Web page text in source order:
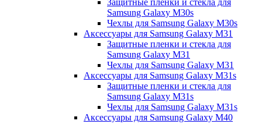
Samsung Galaxy M30s
Чехлы для Samsung Galaxy M30s
Аксессуары для Samsung Galaxy M31
Защитные пленки и стекла для
Samsung Galaxy M31
Чехлы для Samsung Galaxy M31
Аксессуары для Samsung Galaxy M31s
Защитные пленки и стекла для
Samsung Galaxy M31s
Чехлы для Samsung Galaxy M31s
Аксессуары для Samsung Galaxy M40